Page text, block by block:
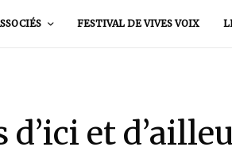
FESTIVAL DE VIVES VOIX
d’ici et